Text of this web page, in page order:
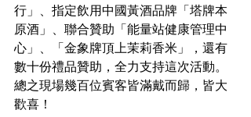
行」、指定飲用中國黃酒品牌「塔牌本
原酒」、聯合贊助「能量站健康管理中
心」、「金象牌頂上茉莉香米」，還有
數十份禮品贊助，全力支持這次活動。
總之現場幾百位賓客皆滿戴而歸，皆大
歡喜！